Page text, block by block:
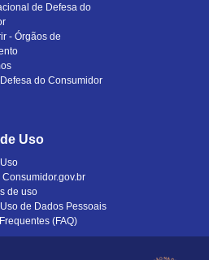
de Defesa do
- Órgãos de
do Consumidor
Uso
de uso
de Dados Pessoais
(FAQ)